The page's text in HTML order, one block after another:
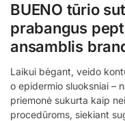
BUENO tūrio
prabangus
ansamblis
Laikui bėgant, veido
o epidermio sluoksniai –
priemonė sukurta kaip
procedūroms, siekiant